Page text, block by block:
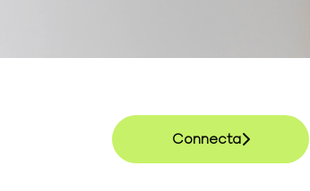
Connecta